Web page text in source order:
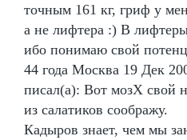
точным 161 кг, гриф у
а не лифтера :) В
ибо понимаю свой
44 года Москва 19 Дек
писал(а): Вот мозХ свой
из салатиков соображу.
Кадыров знает, чем мы